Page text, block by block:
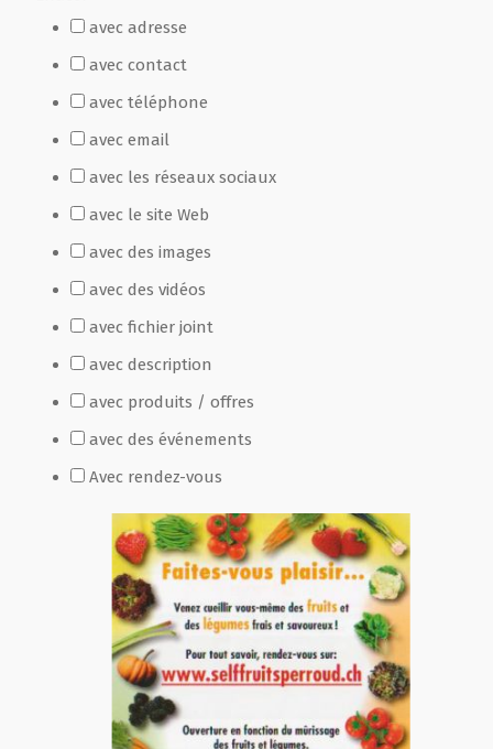
avec adresse
avec contact
avec téléphone
avec email
avec les réseaux sociaux
avec le site Web
avec des images
avec des vidéos
avec fichier joint
avec description
avec produits / offres
avec des événements
Avec rendez-vous
Fête Marché Paysan
Partenaires